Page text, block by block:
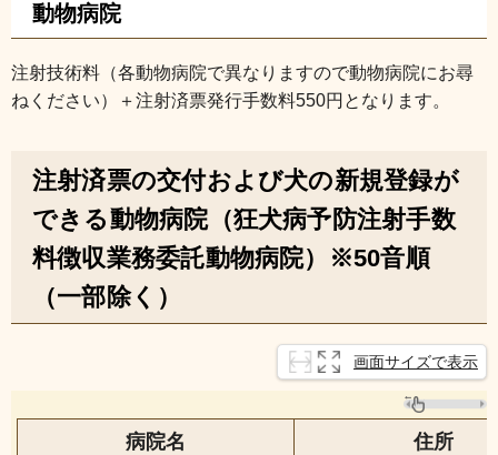
動物病院
注射技術料（各動物病院で異なりますので動物病院にお尋
ねください）＋注射済票発行手数料550円となります。
注射済票の交付および犬の新規登録が
できる動物病院（狂犬病予防注射手数
料徴収業務委託動物病院）※50音順
（一部除く）
画面サイズで表示
病院名 住所